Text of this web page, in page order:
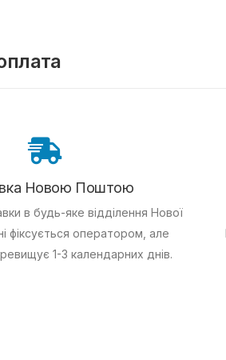
Новою Поштою
в будь-яке відділення Нової
фіксується оператором, але
1-3 календарних днів.